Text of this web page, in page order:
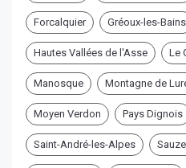
Forcalquier Gréoux-les-Bains
Hautes Vallées de l'Asse Le
Manosque Montagne de
Moyen Verdon Pays Dignois
Saint-André-les-Alpes